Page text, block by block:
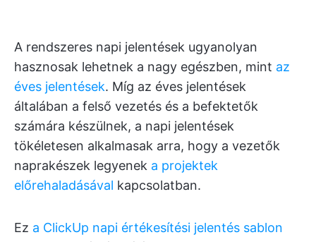
A rendszeres napi jelentések ugyanolyan
hasznosak lehetnek a nagy egészben, mint az
éves jelentések. Míg az éves jelentések
általában a felső vezetés és a befektetők
számára készülnek, a napi jelentések
tökéletesen alkalmasak arra, hogy a vezetők
naprakészek legyenek a projektek
előrehaladásával kapcsolatban.
Ez a ClickUp napi értékesítési jelentés sablon